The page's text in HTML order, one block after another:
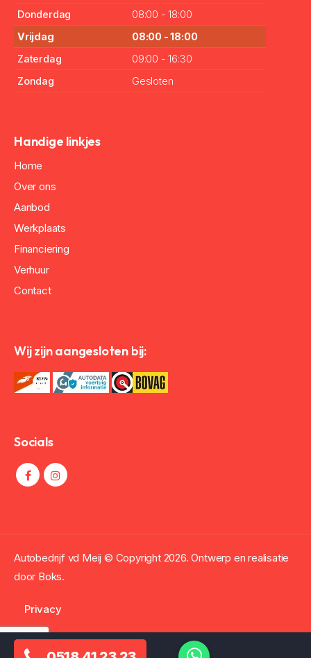
Donderdag
08:00 - 18:00
Vrijdag
08:00 - 18:00
Zaterdag
09:00 - 16:30
Zondag
Gesloten
Handige linkjes
Home
Over ons
Aanbod
Werkplaats
Financiering
Verhuur
Contact
Wij zijn aangesloten bij:
Socials
Autobedrijf vd Meij © Copyright 2026. Ontwerp en realisatie
door Boks.
Privacy